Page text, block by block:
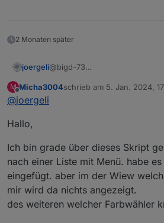
2 Monaten später
joergeli@bigd-73
ich habe Dein Script ein wenig
Das Script legt automatisch die
var WLED_ID =
//
Jörg
M
Offline
Micha3004schrieb am 5. Jan. 2024,
zuletzt editiert von
@joergeli
Hallo,
Ich bin grade über dieses Skript
nach einer Liste mit Menü. habe
eingefügt. aber im der Wiew
mir wird da nichts angezeigt.
des weiteren welcher Farbwähler